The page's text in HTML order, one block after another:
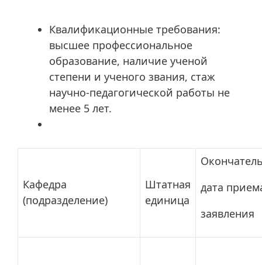
Квалификационные требования:
высшее профессиональное
образование, наличие ученой
степени и ученого звания, стаж
научно-педагогической работы не
менее 5 лет.
Кафедра
(подразделение)
Штатная
единица
дата
заявления